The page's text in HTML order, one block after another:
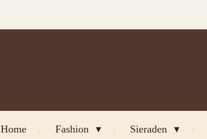
Home Fashion Sieraden